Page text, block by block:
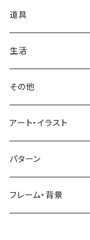
結婚式
父の日
節分
北欧
天使
シニア
おばけ
スケルトン
ジャックオランタン
鬼
山
木
川
月
太陽
雪
野バラ
牡丹
ひまわり
ハイビスカス
やしの木
あさがお
チンパンジー
トリ
ツル
カモメ
サカナ
イワシ
トラ
ウサギ
クマ
アイス
キャンディー
ジンジャーマンクッキー
スイカ
イチゴ
リンゴ
和食
お雑煮
鏡餅
野菜
ナス
トマト
飲み物
ビール
ソーダ
洋食
カレー
バーベキュー
車
道具
ファッション
サングラス
ビーチサンダル
文房具
はさみ
おりがみ
コスメ
遊具
ぬいぐるみ
キッチン用品
生活
花粉症
風邪
ビジネス
病院
その他
ハート
デジタル
街並み
アート・イラスト
パターン
フレーム・背景